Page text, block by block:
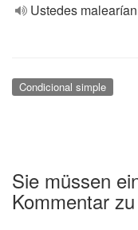
Ustedes malearían
Condicional simple
Sie müssen
Kommentar